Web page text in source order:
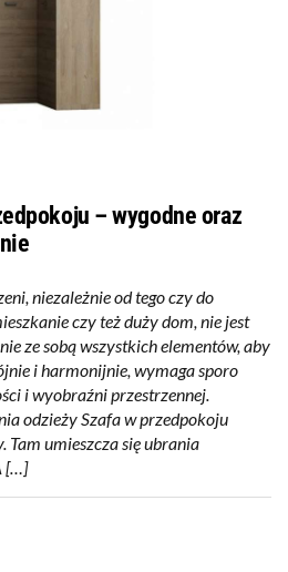
– wygodne oraz
niezależnie od tego czy do
czy też duży dom, nie jest
ze sobą wszystkich elementów, aby
i harmonijnie, wymaga sporo
i wyobraźni przestrzennej.
odzieży Szafa w przedpokoju
Tam umieszcza się ubrania
[…]